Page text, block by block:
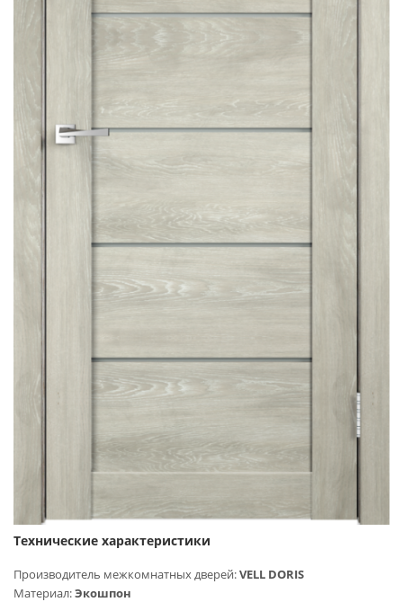
Технические характеристики
Производитель межкомнатных дверей:VELL DORIS
Материал:Экошпон